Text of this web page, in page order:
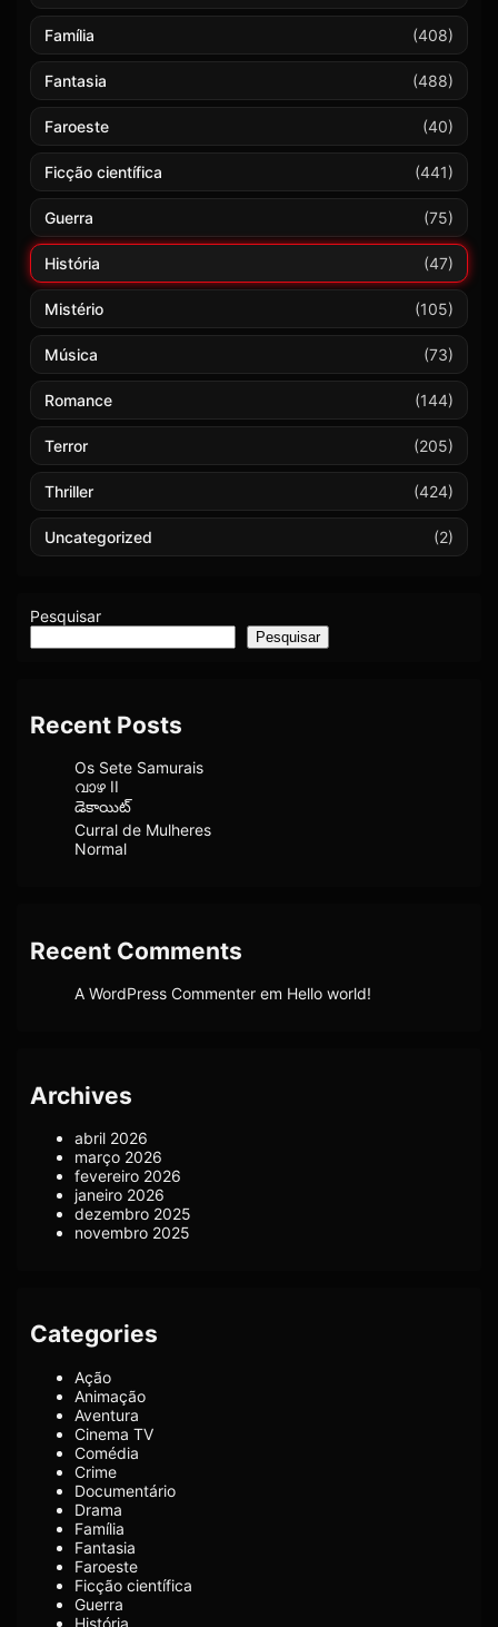
Família (408)
Fantasia (488)
Faroeste (40)
Ficção científica (441)
Guerra (75)
História (47)
Mistério (105)
Música (73)
Romance (144)
Terror (205)
Thriller (424)
Uncategorized (2)
Pesquisar
Pesquisar
Recent Posts
Os Sete Samurais
വാഴ II
డెకాయిట్
Curral de Mulheres
Normal
Recent Comments
A WordPress Commenter em Hello world!
Archives
abril 2026
março 2026
fevereiro 2026
janeiro 2026
dezembro 2025
novembro 2025
Categories
Ação
Animação
Aventura
Cinema TV
Comédia
Crime
Documentário
Drama
Família
Fantasia
Faroeste
Ficção científica
Guerra
História